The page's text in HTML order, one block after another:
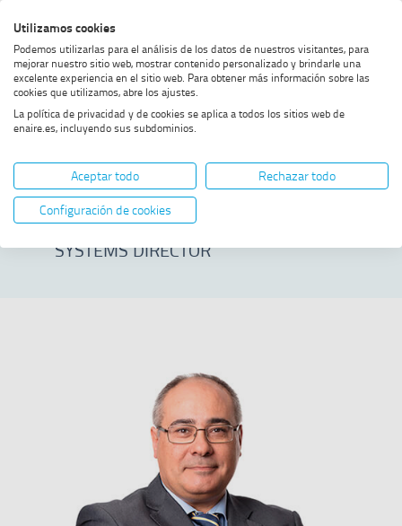
to
menu
to
content
to
footer
high
contrast
Home SHOW BREADCRUMB TRAIL OPTIONS
José Luis Rodríguez Castro
José Luis
Rodríguez Castro
SYSTEMS DIRECTOR
Utilizamos cookies
Podemos utilizarlas para el análisis de los datos de nuestros visitantes, para
mejorar nuestro sitio web, mostrar contenido personalizado y brindarle una
excelente experiencia en el sitio web. Para obtener más información sobre las
cookies que utilizamos, abre los ajustes.
La política de privacidad y de cookies se aplica a todos los sitios web de
enaire.es, incluyendo sus subdominios.
Aceptar todo
Rechazar todo
Configuración de cookies